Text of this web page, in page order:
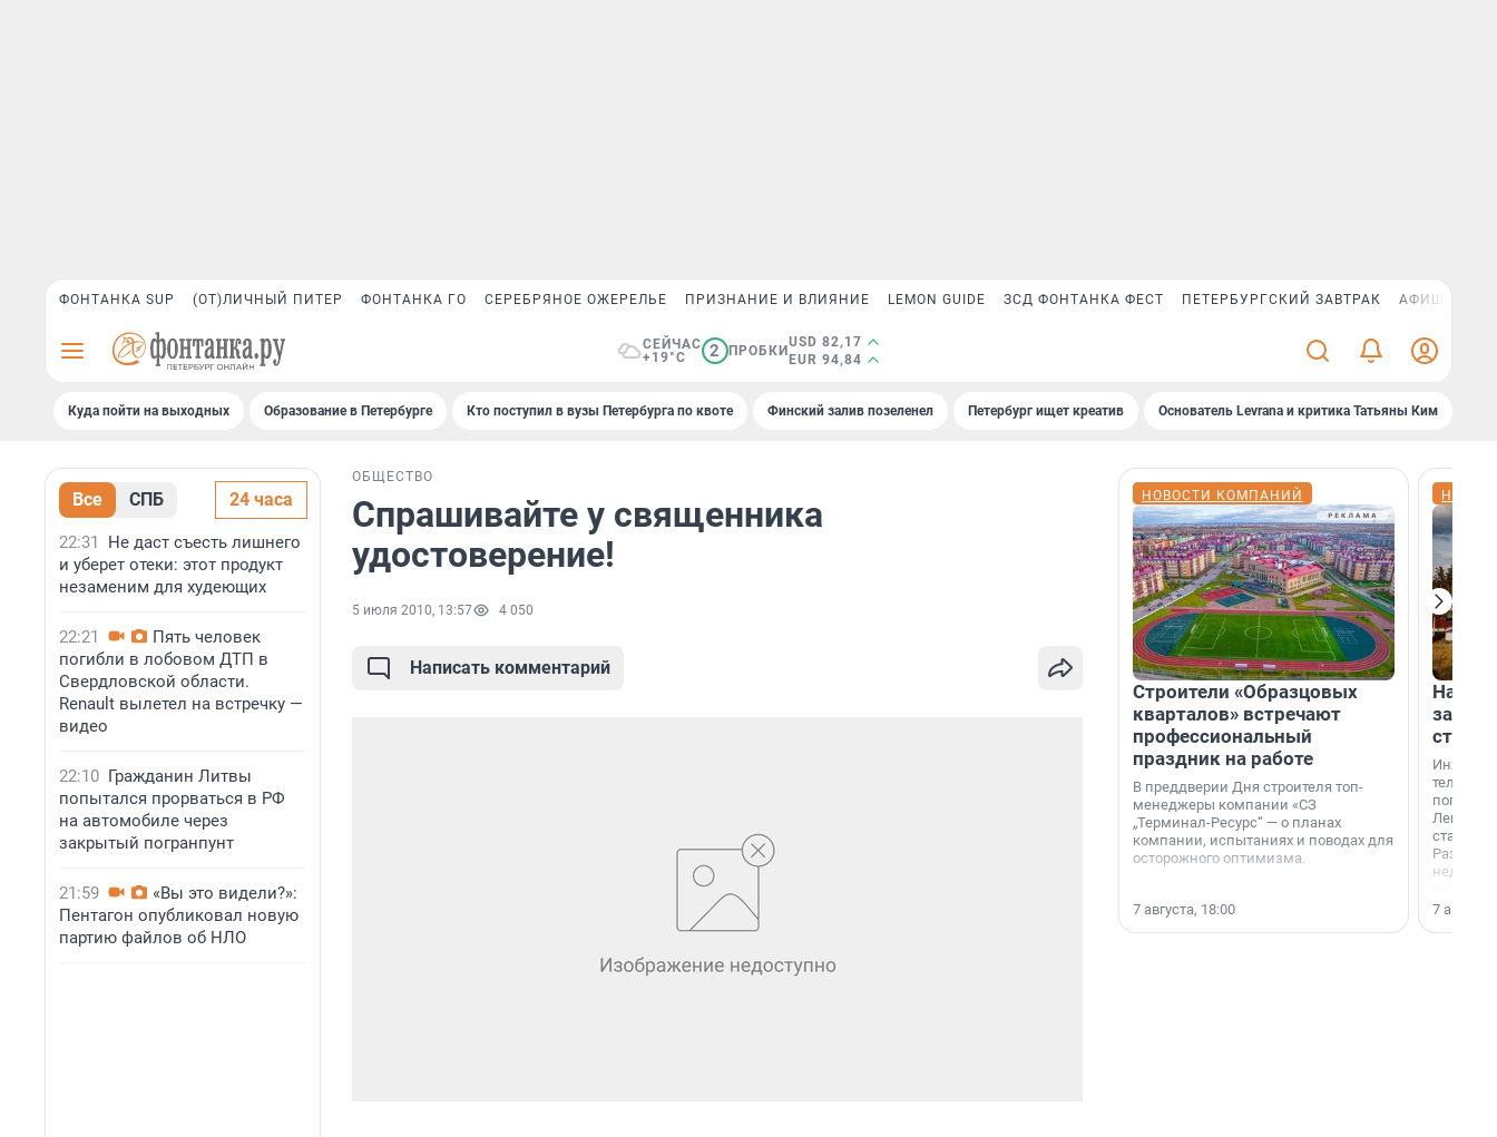
ФОНТАНКА SUP (ОТ)ЛИЧНЫЙ ПИТЕР ФОНТАНКА ГО СЕРЕБРЯНОЕ ОЖЕРЕЛЬЕ ПРИЗНАНИЕ И ВЛИЯНИЕ LEMON GUIDE ЗСД ФОНТАНКА ФЕСТ ПЕТЕРБУРГСКИЙ ЗАВТРАК АФИША PLUS
СЕЙЧАС
+19°C
2 ПРОБКИ
USD 82,17
EUR 94,84
Куда пойти на выходных Образование в Петербурге Кто поступил в вузы Петербурга по квоте Финский залив позеленел Петербург ищет креатив Основатель Levrana и критика Татьяны Ким
Все СПБ 24 часа
22:31
Не даст съесть лишнего
и уберет отеки: этот продукт
незаменим для худеющих
22:21
Пять человек
погибли в лобовом ДТП в
Свердловской области.
Renault вылетел на встречку —
видео
22:10 Гражданин Литвы
попытался прорваться в РФ
на автомобиле через
закрытый погранпунт
21:59
«Вы это видели?»:
Пентагон опубликовал новую
партию файлов об НЛО
ОБЩЕСТВО
Спрашивайте у священника
удостоверение!
5 июля 2010, 13:57 4 050
Написать комментарий
НОВОСТИ КОМПАНИЙ
Строители «Образцовых
кварталов» встречают
профессиональный
праздник на работе
В преддверии Дня строителя топ-
менеджеры компании «СЗ
„Терминал-Ресурс“ — о планах
компании, испытаниях и поводах для
осторожного оптимизма.
7 августа, 18:00
На
станции
7